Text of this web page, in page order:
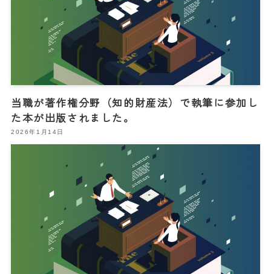
当職が著作権分野（知的財産法）で執筆に参加し
た本が出版されました。
2026年1月14日